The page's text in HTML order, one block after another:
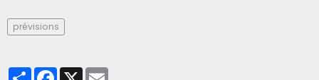
prévisions
PartagerFacebook
X